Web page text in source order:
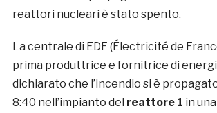
reattori nucleari è stato spento.
La centrale di EDF (Électricité de
prima produttrice e fornitrice di
dichiarato che l’incendio si è
8:40 nell’impianto del reattore 1 in